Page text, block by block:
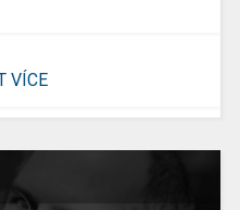
VÍCE